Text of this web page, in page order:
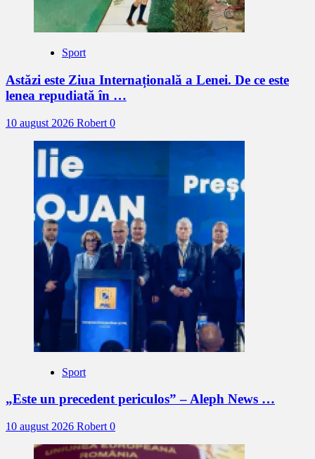
Sport
Astăzi este Ziua Internațională a Lenei. De ce este
lenea repudiată în …
10 august 2026 Robert 0
Sport
„Este un precedent periculos” – Aleph News …
10 august 2026 Robert 0